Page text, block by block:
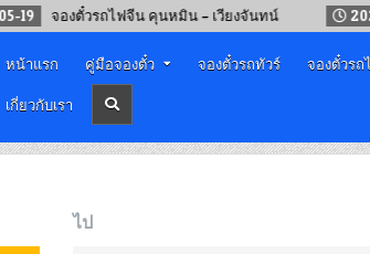
จองตั๋วรถไฟจีน คุนหมิน – เวียงจันทน์ 2024-05-
หน้าแรก คู่มือจองตั๋ว จองตั๋วรถทัวร์ จองตั๋วรถ
เกี่ยวกับเรา